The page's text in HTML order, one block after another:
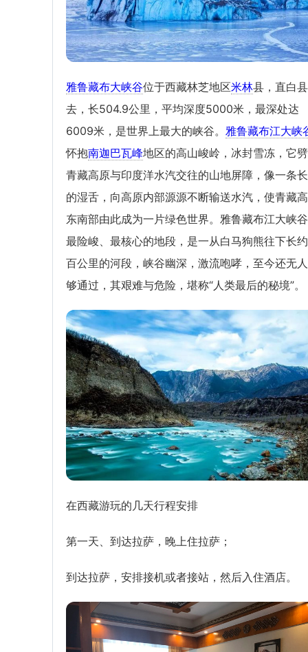
雅鲁藏布大峡谷位于西藏林芝地区米林县，直白
去，长504.9公里，平均深度5000米，最深处达
6009米，是世界上最大的峡谷。 雅鲁藏布江大峡
怀抱南迦巴瓦峰地区的高山峻岭，冰封雪冻，它
青藏高原与印度洋水汽交往的山地屏障，像一条
的湿舌，向高原内部源源不断输送水汽，使青藏
东南部由此成为一片绿色世界。雅鲁藏布江大峡
最险峻、最核心的地段，是一从白马狗熊往下长
百公里的河段，峡谷幽深，激流咆哮，至今还无
够通过，其艰难与危险，堪称“人类最后的秘境”。
在西藏游玩的几天行程安排
第一天、到达拉萨，晚上住拉萨；
到达拉萨，安排接机或者接站，然后入住酒店。